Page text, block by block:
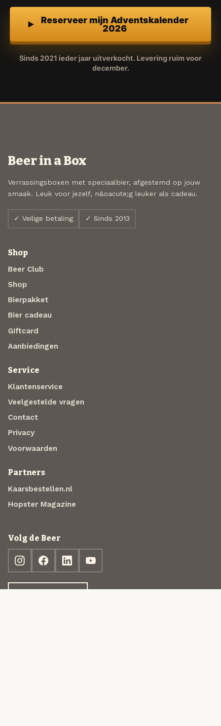
Reserveer mijn Adventskalender
2026
Sinds 2021 ieder jaar uitverkocht. Levering ruim voor
december.
Beer in a Box
Verrassingsboxen met speciaalbier, afgestemd op jouw
smaak. Leuk voor jezelf, n&oacute;g leuker als cadeau.
✓ Veilige betaling ✓ Sinds 2013
Shop
Beer Club
Shop
Bierpakket
Bier cadeau
Giftcard
Aanbiedingen
Service
Klantenservice
Veelgestelde vragen
Contact
Privacy
Voorwaarden
Partners
Kaarsbestellen.nl
Hopster Magazine
Volg de Beer